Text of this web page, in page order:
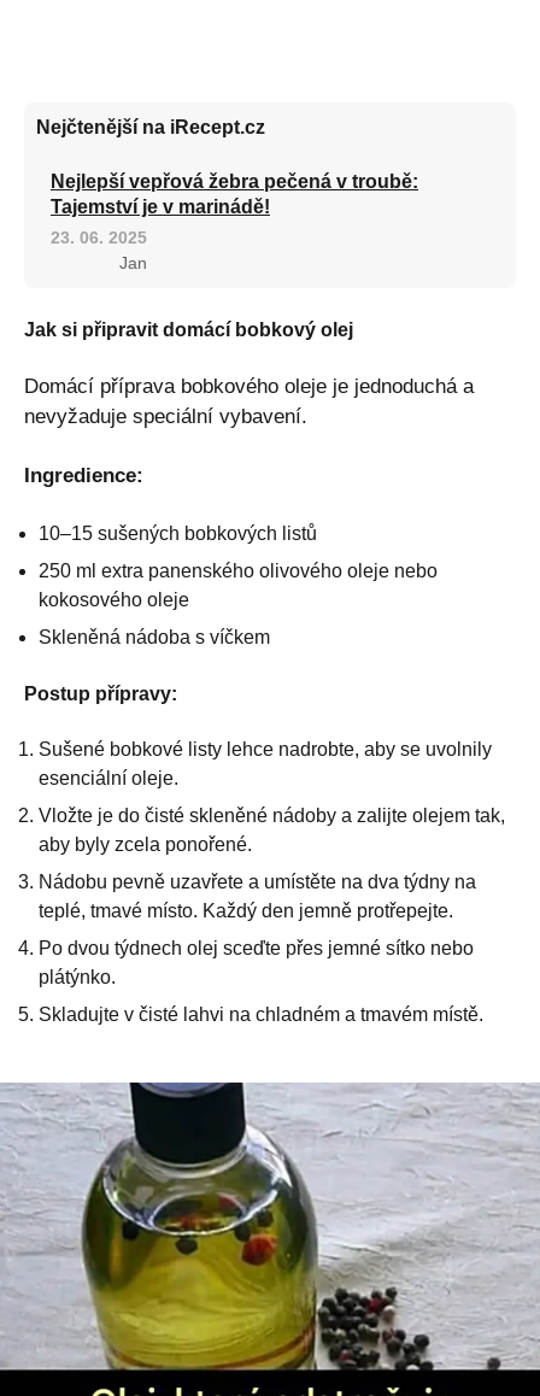
Nejčtenější na iRecept.cz
Nejlepší vepřová žebra pečená v troubě:
Tajemství je v marinádě!
23. 06. 2025
Jan
Jak si připravit domácí bobkový olej
Domácí příprava bobkového oleje je jednoduchá a
nevyžaduje speciální vybavení.
Ingredience:
10–15 sušených bobkových listů
250 ml extra panenského olivového oleje nebo
kokosového oleje
Skleněná nádoba s víčkem
Postup přípravy:
Sušené bobkové listy lehce nadrobte, aby se uvolnily
esenciální oleje.
Vložte je do čisté skleněné nádoby a zalijte olejem tak,
aby byly zcela ponořené.
Nádobu pevně uzavřete a umístěte na dva týdny na
teplé, tmavé místo. Každý den jemně protřepejte.
Po dvou týdnech olej sceďte přes jemné sítko nebo
plátýnko.
Skladujte v čisté lahvi na chladném a tmavém místě.